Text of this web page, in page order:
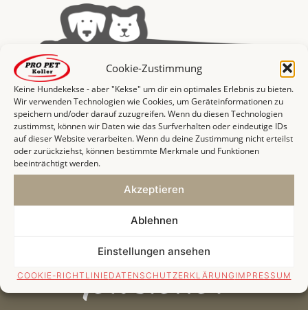
Cookie-Zustimmung
Keine Hundekekse - aber "Kekse" um dir ein optimales Erlebnis zu bieten.
Wir verwenden Technologien wie Cookies, um Geräteinformationen zu
speichern und/oder darauf zuzugreifen. Wenn du diesen Technologien
zustimmst, können wir Daten wie das Surfverhalten oder eindeutige IDs
auf dieser Website verarbeiten. Wenn du deine Zustimmung nicht erteilst
oder zurückziehst, können bestimmte Merkmale und Funktionen
beeinträchtigt werden.
Akzeptieren
Ablehnen
Einstellungen ansehen
COOKIE-RICHTLINIEDATENSCHUTZERKLÄRUNG IMPRESSUM
Newsletter